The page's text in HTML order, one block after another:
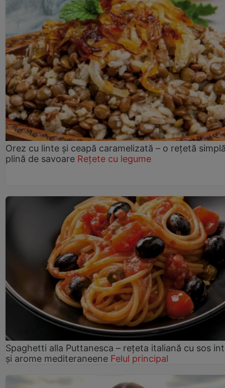
Orez cu linte și ceapă caramelizată – o rețetă
plină de savoare Rețete cu legume
Spaghetti alla Puttanesca – rețeta italiană cu sos
și arome mediteraneene Felul principal